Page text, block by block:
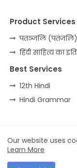
Product Services
पतञ्जलि (पतंजलि)
हिंदी साहित्य का
Best Services
12th Hindi
Hindi Grammar
Home
Our website uses
Learn More